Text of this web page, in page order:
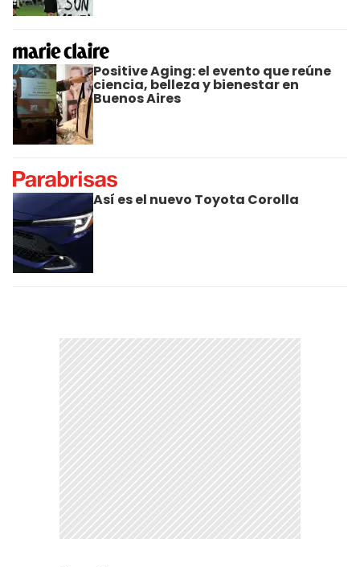
Positive Aging: el evento que reúne
ciencia, belleza y bienestar en
Buenos Aires
Así es el nuevo Toyota Corolla